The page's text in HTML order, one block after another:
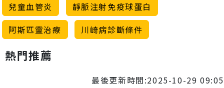
兒童血管炎
靜脈注射免疫球蛋白
阿斯匹靈治療
川崎病診斷條件
熱門推薦
最後更新時間:2025-10-29 09:05